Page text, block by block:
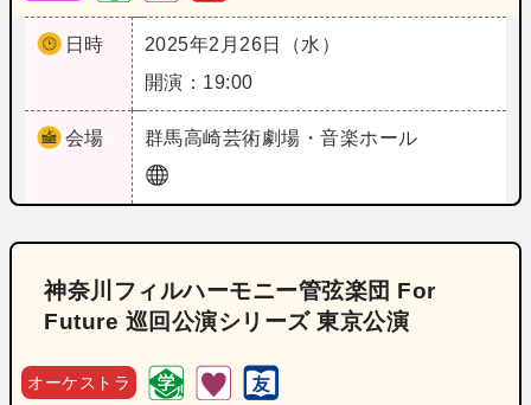
日時
2025年2月26日（水）
開演：19:00
会場 群馬高崎芸術劇場・音楽ホール
神奈川フィルハーモニー管弦楽団 For
Future 巡回公演シリーズ 東京公演
オーケストラ